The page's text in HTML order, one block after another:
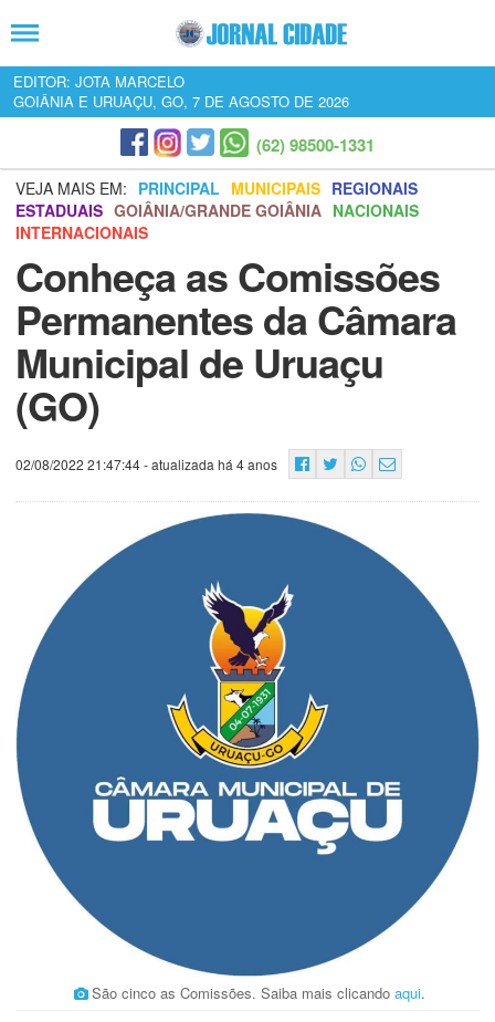
EDITOR: JOTA MARCELO
GOIÂNIA E URUAÇU, GO, 7 DE AGOSTO DE 2026
(62) 98500-1331
VEJA MAIS EM: PRINCIPAL MUNICIPAIS REGIONAIS
ESTADUAIS GOIÂNIA/GRANDE GOIÂNIA NACIONAIS
INTERNACIONAIS
Conheça as Comissões
Permanentes da Câmara
Municipal de Uruaçu
(GO)
02/08/2022 21:47:44- atualizada há 4 anos
São cinco as Comissões. Saiba mais clicando aqui.